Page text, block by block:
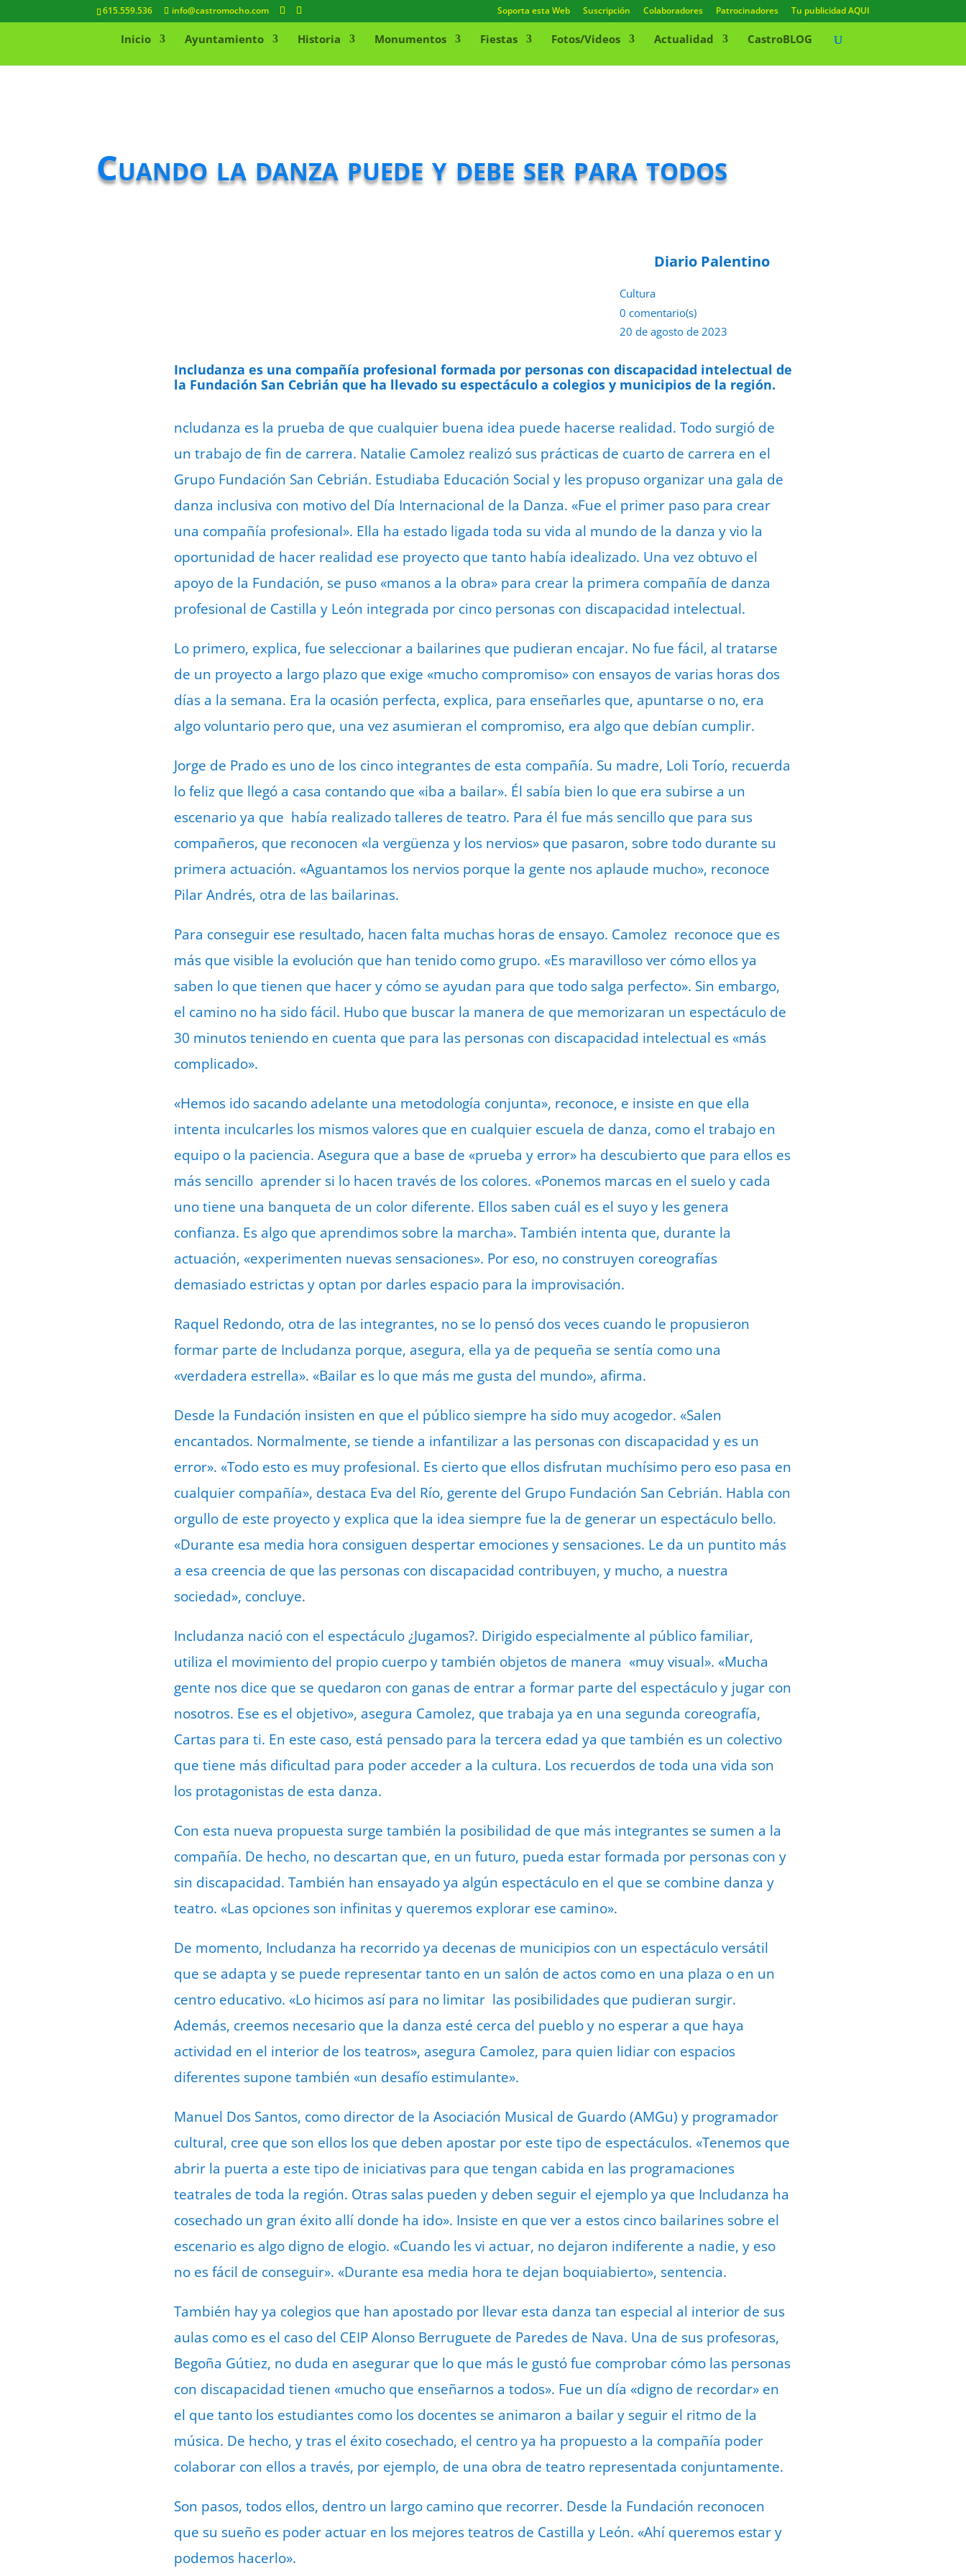
615.559.536 info@castromocho.com Soporta esta Web Suscripción Colaboradores Patrocinadores Tu publicidad AQUI
Inicio Ayuntamiento Historia Monumentos Fiestas Fotos/Videos Actualidad CastroBLOG
Cuando la danza puede y debe ser para todos
Diario Palentino
Cultura
0 comentario(s)
20 de agosto de 2023
Includanza es una compañía profesional formada por personas con discapacidad intelectual de
la Fundación San Cebrián que ha llevado su espectáculo a colegios y municipios de la región.
ncludanza es la prueba de que cualquier buena idea puede hacerse realidad. Todo surgió de
un trabajo de fin de carrera. Natalie Camolez realizó sus prácticas de cuarto de carrera en el
Grupo Fundación San Cebrián. Estudiaba Educación Social y les propuso organizar una gala de
danza inclusiva con motivo del Día Internacional de la Danza. «Fue el primer paso para crear
una compañía profesional». Ella ha estado ligada toda su vida al mundo de la danza y vio la
oportunidad de hacer realidad ese proyecto que tanto había idealizado. Una vez obtuvo el
apoyo de la Fundación, se puso «manos a la obra» para crear la primera compañía de danza
profesional de Castilla y León integrada por cinco personas con discapacidad intelectual.
Lo primero, explica, fue seleccionar a bailarines que pudieran encajar. No fue fácil, al tratarse
de un proyecto a largo plazo que exige «mucho compromiso» con ensayos de varias horas dos
días a la semana. Era la ocasión perfecta, explica, para enseñarles que, apuntarse o no, era
algo voluntario pero que, una vez asumieran el compromiso, era algo que debían cumplir.
Jorge de Prado es uno de los cinco integrantes de esta compañía. Su madre, Loli Torío, recuerda
lo feliz que llegó a casa contando que «iba a bailar». Él sabía bien lo que era subirse a un
escenario ya que había realizado talleres de teatro. Para él fue más sencillo que para sus
compañeros, que reconocen «la vergüenza y los nervios» que pasaron, sobre todo durante su
primera actuación. «Aguantamos los nervios porque la gente nos aplaude mucho», reconoce
Pilar Andrés, otra de las bailarinas.
Para conseguir ese resultado, hacen falta muchas horas de ensayo. Camolez reconoce que es
más que visible la evolución que han tenido como grupo. «Es maravilloso ver cómo ellos ya
saben lo que tienen que hacer y cómo se ayudan para que todo salga perfecto». Sin embargo,
el camino no ha sido fácil. Hubo que buscar la manera de que memorizaran un espectáculo de
30 minutos teniendo en cuenta que para las personas con discapacidad intelectual es «más
complicado».
«Hemos ido sacando adelante una metodología conjunta», reconoce, e insiste en que ella
intenta inculcarles los mismos valores que en cualquier escuela de danza, como el trabajo en
equipo o la paciencia. Asegura que a base de «prueba y error» ha descubierto que para ellos es
más sencillo aprender si lo hacen través de los colores. «Ponemos marcas en el suelo y cada
uno tiene una banqueta de un color diferente. Ellos saben cuál es el suyo y les genera
confianza. Es algo que aprendimos sobre la marcha». También intenta que, durante la
actuación, «experimenten nuevas sensaciones». Por eso, no construyen coreografías
demasiado estrictas y optan por darles espacio para la improvisación.
Raquel Redondo, otra de las integrantes, no se lo pensó dos veces cuando le propusieron
formar parte de Includanza porque, asegura, ella ya de pequeña se sentía como una
«verdadera estrella». «Bailar es lo que más me gusta del mundo», afirma.
Desde la Fundación insisten en que el público siempre ha sido muy acogedor. «Salen
encantados. Normalmente, se tiende a infantilizar a las personas con discapacidad y es un
error». «Todo esto es muy profesional. Es cierto que ellos disfrutan muchísimo pero eso pasa en
cualquier compañía», destaca Eva del Río, gerente del Grupo Fundación San Cebrián. Habla con
orgullo de este proyecto y explica que la idea siempre fue la de generar un espectáculo bello.
«Durante esa media hora consiguen despertar emociones y sensaciones. Le da un puntito más
a esa creencia de que las personas con discapacidad contribuyen, y mucho, a nuestra
sociedad», concluye.
Includanza nació con el espectáculo ¿Jugamos?. Dirigido especialmente al público familiar,
utiliza el movimiento del propio cuerpo y también objetos de manera «muy visual». «Mucha
gente nos dice que se quedaron con ganas de entrar a formar parte del espectáculo y jugar con
nosotros. Ese es el objetivo», asegura Camolez, que trabaja ya en una segunda coreografía,
Cartas para ti. En este caso, está pensado para la tercera edad ya que también es un colectivo
que tiene más dificultad para poder acceder a la cultura. Los recuerdos de toda una vida son
los protagonistas de esta danza.
Con esta nueva propuesta surge también la posibilidad de que más integrantes se sumen a la
compañía. De hecho, no descartan que, en un futuro, pueda estar formada por personas con y
sin discapacidad. También han ensayado ya algún espectáculo en el que se combine danza y
teatro. «Las opciones son infinitas y queremos explorar ese camino».
De momento, Includanza ha recorrido ya decenas de municipios con un espectáculo versátil
que se adapta y se puede representar tanto en un salón de actos como en una plaza o en un
centro educativo. «Lo hicimos así para no limitar las posibilidades que pudieran surgir.
Además, creemos necesario que la danza esté cerca del pueblo y no esperar a que haya
actividad en el interior de los teatros», asegura Camolez, para quien lidiar con espacios
diferentes supone también «un desafío estimulante».
Manuel Dos Santos, como director de la Asociación Musical de Guardo (AMGu) y programador
cultural, cree que son ellos los que deben apostar por este tipo de espectáculos. «Tenemos que
abrir la puerta a este tipo de iniciativas para que tengan cabida en las programaciones
teatrales de toda la región. Otras salas pueden y deben seguir el ejemplo ya que Includanza ha
cosechado un gran éxito allí donde ha ido». Insiste en que ver a estos cinco bailarines sobre el
escenario es algo digno de elogio. «Cuando les vi actuar, no dejaron indiferente a nadie, y eso
no es fácil de conseguir». «Durante esa media hora te dejan boquiabierto», sentencia.
También hay ya colegios que han apostado por llevar esta danza tan especial al interior de sus
aulas como es el caso del CEIP Alonso Berruguete de Paredes de Nava. Una de sus profesoras,
Begoña Gútiez, no duda en asegurar que lo que más le gustó fue comprobar cómo las personas
con discapacidad tienen «mucho que enseñarnos a todos». Fue un día «digno de recordar» en
el que tanto los estudiantes como los docentes se animaron a bailar y seguir el ritmo de la
música. De hecho, y tras el éxito cosechado, el centro ya ha propuesto a la compañía poder
colaborar con ellos a través, por ejemplo, de una obra de teatro representada conjuntamente.
Son pasos, todos ellos, dentro un largo camino que recorrer. Desde la Fundación reconocen
que su sueño es poder actuar en los mejores teatros de Castilla y León. «Ahí queremos estar y
podemos hacerlo».